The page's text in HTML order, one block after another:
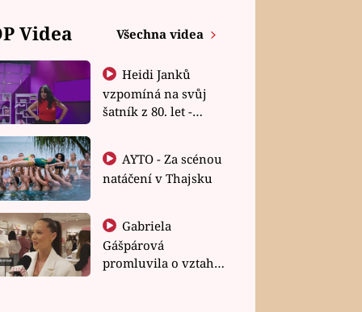
Videa Všechna videa
Heidi Janků
vzpomíná na svůj
šatník z 80. let -
natáčení v Thajsku
Gabriela
Gášpárová
promluvila o vztahu